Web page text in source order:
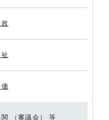
関 （審議会） 等